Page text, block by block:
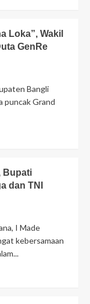
Loka”, Wakil
GenRe
Bangli
puncak Grand
Bupati
dan TNI
I Made
kebersamaan